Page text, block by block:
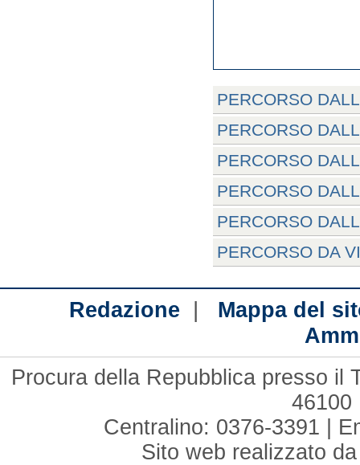
PERCORSO
PERCORSO
PERCORSO
PERCORSO
PERCORSO
PERCORSO DA
Redazione | Mappa del
Procura della Repubblica presso il
46100
Centralino: 0376-3391 |
Sito web realizzato